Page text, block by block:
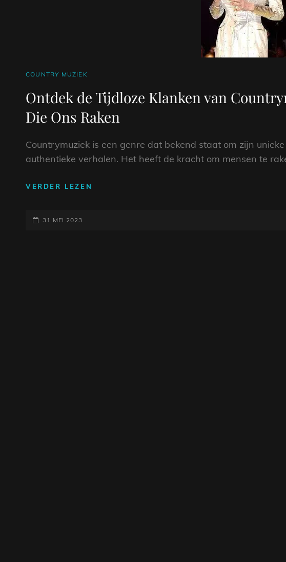
CAT
COUNTRY MUZIEK
Ontdek de Tijdloze Klanken van
Die Ons Raken
Countrymuziek is een genre dat bekend staat om zijn
authentieke verhalen. Het heeft de kracht om mensen te
VERDER LEZEN
GEPLAATST
31 MEI 2023